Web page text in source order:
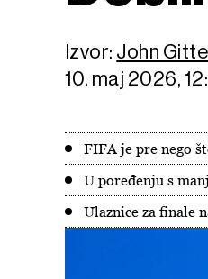
Izvor: John
10. maj 2026,
FIFA je pre nego
U poređenju s
Ulaznice za finale